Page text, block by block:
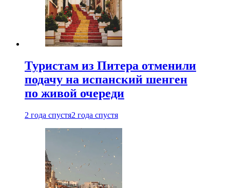
Туристам из Питера отменили
подачу на испанский шенген
по живой очереди
2 года спустя2 года спустя